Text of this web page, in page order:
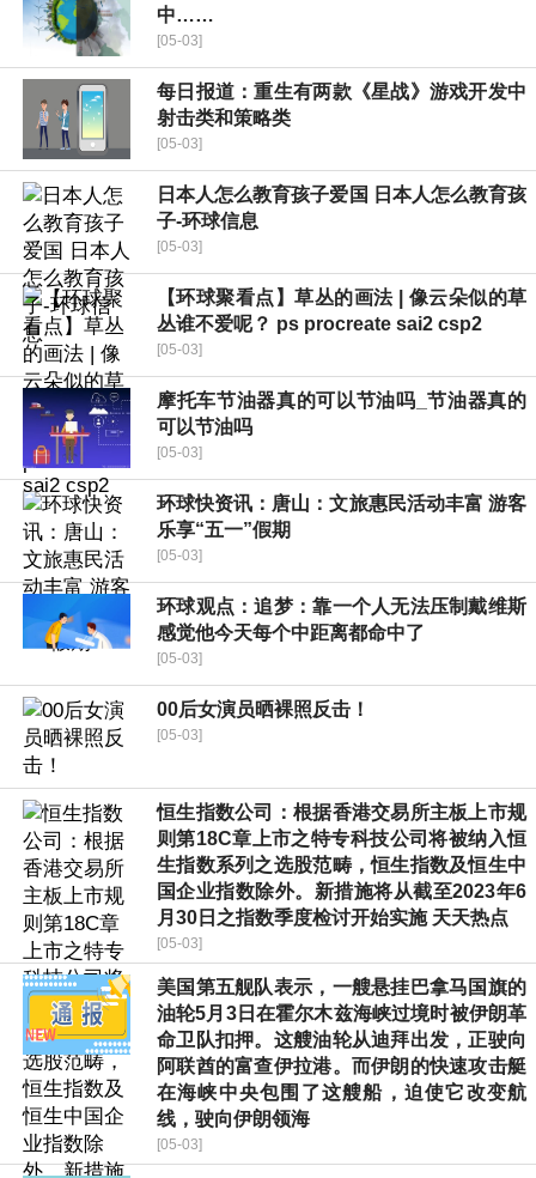
中……
[05-03]
每日报道：重生有两款《星战》游戏开发中
射击类和策略类
[05-03]
日本人怎么教育孩子爱国 日本人怎么教育孩
子-环球信息
[05-03]
【环球聚看点】草丛的画法 | 像云朵似的草
丛谁不爱呢？ ps procreate sai2 csp2
[05-03]
摩托车节油器真的可以节油吗_节油器真的
可以节油吗
[05-03]
环球快资讯：唐山：文旅惠民活动丰富 游客
乐享“五一”假期
[05-03]
环球观点：追梦：靠一个人无法压制戴维斯
感觉他今天每个中距离都命中了
[05-03]
00后女演员晒裸照反击！
[05-03]
恒生指数公司：根据香港交易所主板上市规
则第18C章上市之特专科技公司将被纳入恒
生指数系列之选股范畴，恒生指数及恒生中
国企业指数除外。新措施将从截至2023年6
月30日之指数季度检讨开始实施 天天热点
[05-03]
美国第五舰队表示，一艘悬挂巴拿马国旗的
油轮5月3日在霍尔木兹海峡过境时被伊朗革
命卫队扣押。这艘油轮从迪拜出发，正驶向
阿联酋的富查伊拉港。而伊朗的快速攻击艇
在海峡中央包围了这艘船，迫使它改变航
线，驶向伊朗领海
[05-03]